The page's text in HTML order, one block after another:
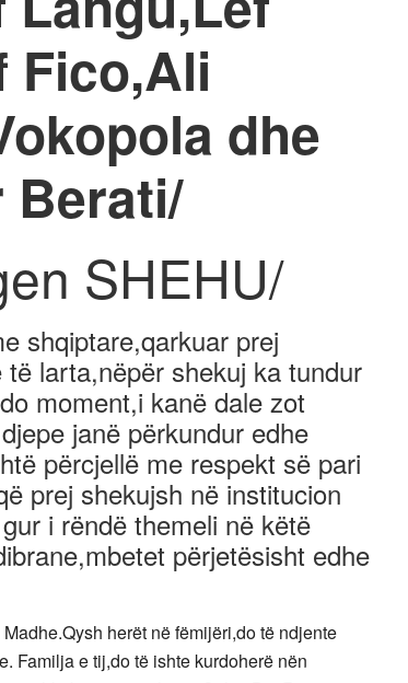
Fico,Ali
dhe
Berati/
SHEHU/
prej
larta,nëpër shekuj ka tundur
moment,i kanë dale zot
janë përkundur edhe
përcjellë me respekt së pari
prej shekujsh në institucion
i rëndë themeli në këtë
përjetësisht edhe
herët në fëmijëri,do të ndjente
Familja e tij,do të ishte kurdoherë nën